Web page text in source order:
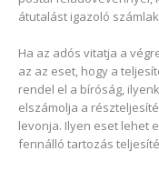
átutalást igazoló
Ha az adós vitatja a
az az eset, hogy a
rendel el a bíróság,
elszámolja a
levonja. Ilyen eset lehet
fennálló tartozás